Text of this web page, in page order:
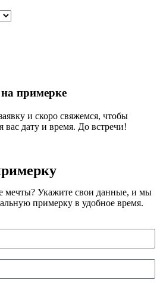
примерке
и скоро свяжемся, чтобы
вас дату и время. До встречи!
мечты? Укажите свои данные, и мы
примерку в удобное время.